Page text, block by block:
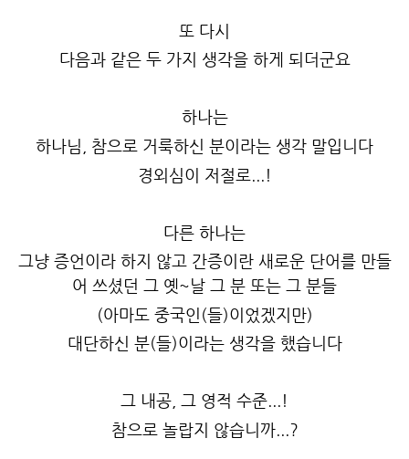
또 다시
다음과 같은 두 가지 생각을 하게 되더군요
하나는
하나님, 참으로 거룩하신 분이라는 생각 말입니다
경외심이 저절로...!
다른 하나는
그냥 증언이라 하지 않고 간증이란 새로운 단어를 만들
어 쓰셨던 그 옛~날 그 분 또는 그 분들
(아마도 중국인(들)이었겠지만)
대단하신 분(들)이라는 생각을 했습니다
그 내공, 그 영적 수준...!
참으로 놀랍지 않습니까...?